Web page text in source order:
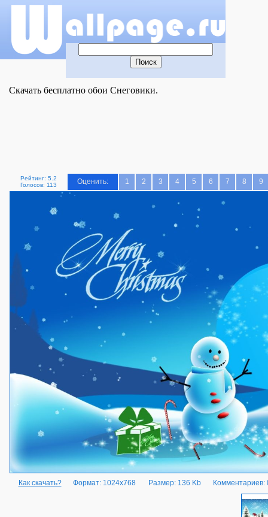
Скачать бесплатно обои Снеговики.
Рейтинг: 5.2
Голосов: 113
Оценить: 1 2 3 4 5 6 7 8 9
Как скачать? Формат: 1024x768 Размер: 136 Kb Комментариев: